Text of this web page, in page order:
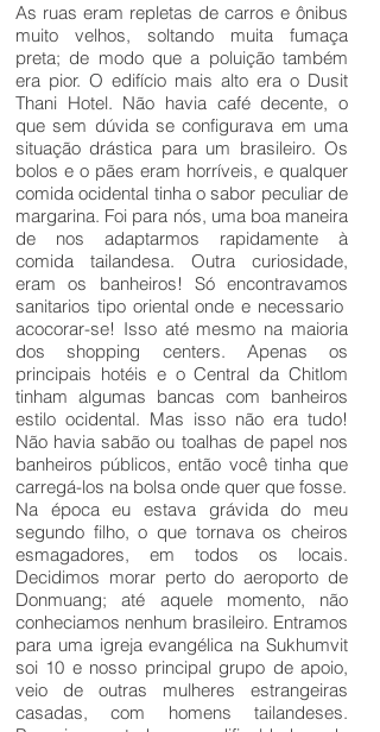
As ruas eram repletas de carros e ônibus
muito velhos, soltando muita fumaça
preta; de modo que a poluição também
era pior. O edifício mais alto era o Dusit
Thani Hotel. Não havia café decente, o
que sem dúvida se configurava em uma
situação drástica para um brasileiro. Os
bolos e o pães eram horríveis, e qualquer
comida ocidental tinha o sabor peculiar de
margarina. Foi para nós, uma boa maneira
de nos adaptarmos rapidamente à
comida tailandesa. Outra curiosidade,
eram os banheiros! Só encontravamos
sanitarios tipo oriental onde e necessario
acocorar-se! Isso até mesmo na maioria
dos shopping centers. Apenas os
principais hotéis e o Central da Chitlom
tinham algumas bancas com banheiros
estilo ocidental. Mas isso não era tudo!
Não havia sabão ou toalhas de papel nos
banheiros públicos, então você tinha que
carregá-los na bolsa onde quer que fosse.
Na época eu estava grávida do meu
segundo filho, o que tornava os cheiros
esmagadores, em todos os locais.
Decidimos morar perto do aeroporto de
Donmuang; até aquele momento, não
conheciamos nenhum brasileiro. Entramos
para uma igreja evangélica na Sukhumvit
soi 10 e nosso principal grupo de apoio,
veio de outras mulheres estrangeiras
casadas, com homens tailandeses.